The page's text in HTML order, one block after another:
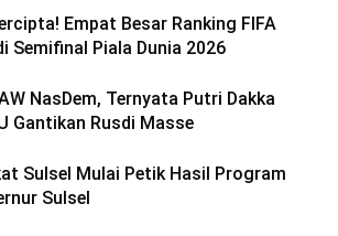
Empat Besar Ranking FIFA
Semifinal Piala Dunia 2026
NasDem, Ternyata Putri Dakka
Gantikan Rusdi Masse
Sulsel Mulai Petik Hasil Program
Sulsel